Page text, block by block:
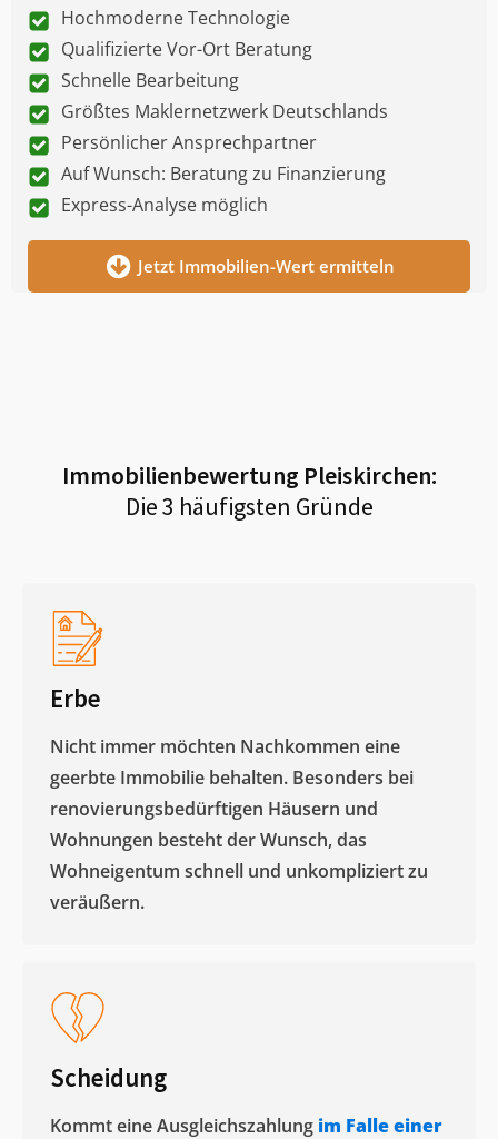
Hochmoderne Technologie
Qualifizierte Vor-Ort Beratung
Schnelle Bearbeitung
Größtes Maklernetzwerk Deutschlands
Persönlicher Ansprechpartner
Auf Wunsch: Beratung zu Finanzierung
Express-Analyse möglich
Jetzt Immobilien-Wert ermitteln
Immobilienbewertung Pleiskirchen:
Die 3 häufigsten Gründe
Erbe
Nicht immer möchten Nachkommen eine
geerbte Immobilie behalten. Besonders bei
renovierungsbedürftigen Häusern und
Wohnungen besteht der Wunsch, das
Wohneigentum schnell und unkompliziert zu
veräußern. ​
Scheidung
Kommt eine Ausgleichszahlung im Falle einer